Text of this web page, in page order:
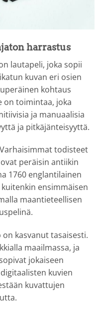
harrastus
lautapeli, joka sopii
kuvan eri osien
kohtaus
on toimintaa, joka
ja manuaalisia
ja pitkäjänteisyyttä.
todisteet
peräisin antiikin
1760 englantilainen
ensimmäisen
maantieteellisen
kasvanut tasaisesti.
maailmassa, ja
jokaiseen
kuvien
kuvattujen